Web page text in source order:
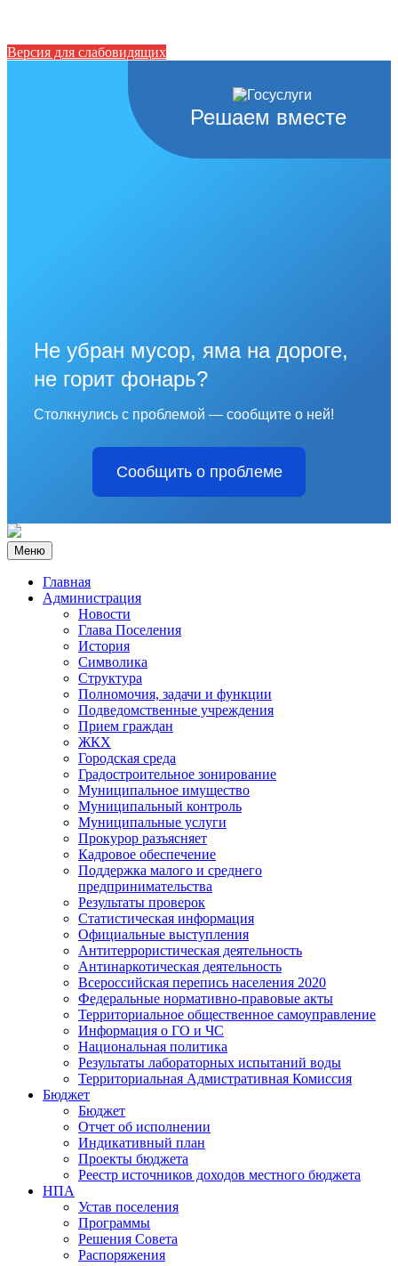
Версия для слабовидящих
Решаем вместе
Не убран мусор, яма на дороге,
не горит фонарь?
Столкнулись с проблемой — сообщите о ней!
Сообщить о проблеме
Меню
Главная
Администрация
Новости
Глава Поселения
История
Символика
Структура
Полномочия, задачи и функции
Подведомственные учреждения
Прием граждан
ЖКХ
Городская среда
Градостроительное зонирование
Муниципальное имущество
Муниципальный контроль
Муниципальные услуги
Прокурор разъясняет
Кадровое обеспечение
Поддержка малого и среднего
предпринимательства
Результаты проверок
Статистическая информация
Официальные выступления
Антитеррористическая деятельность
Антинаркотическая деятельность
Всероссийская перепись населения 2020
Федеральные нормативно-правовые акты
Территориальное общественное самоуправление
Информация о ГО и ЧС
Национальная политика
Результаты лабораторных испытаний воды
Территориальная Адмистративная Комиссия
Бюджет
Бюджет
Отчет об исполнении
Индикативный план
Проекты бюджета
Реестр источников доходов местного бюджета
НПА
Устав поселения
Программы
Решения Совета
Распоряжения